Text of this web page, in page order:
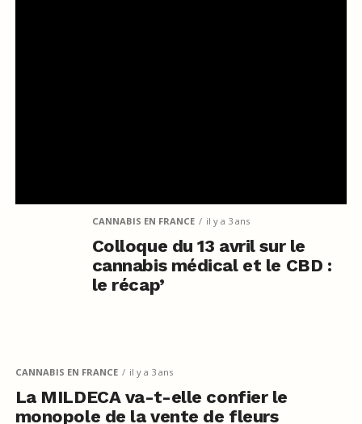
CANNABIS EN FRANCE il y a 3 ans
Colloque du 13 avril sur le
cannabis médical et le CBD :
le récap’
CANNABIS EN FRANCE il y a 3 ans
La MILDECA va-t-elle confier le
monopole de la vente de fleurs